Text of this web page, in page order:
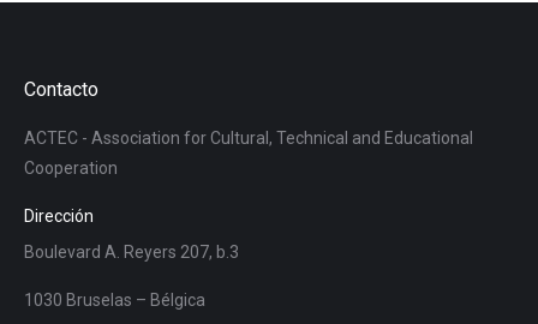
Contacto
ACTEC - Association for Cultural, Technical and Educational
Cooperation
Dirección
Boulevard A. Reyers 207, b.3
1030 Bruselas – Bélgica